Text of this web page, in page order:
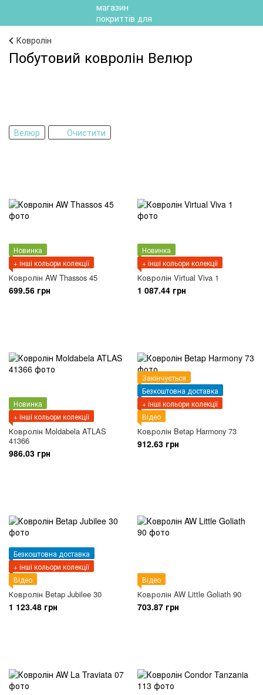
Ковролін
Побутовий ковролін Велюр
Велюр Очистити
Новинка
+ інші кольори колекції
Ковролін AW Thassos 45
699.56 грн
Новинка
+ інші кольори колекції
Ковролін Virtual Viva 1
1 087.44 грн
Новинка
+ інші кольори колекції
Ковролін Moldabela ATLAS
41366
986.03 грн
Закінчується
Безкоштовна доставка
+ інші кольори колекції
Відео
Ковролін Betap Harmony 73
912.63 грн
Безкоштовна доставка
+ інші кольори колекції
Відео
Ковролін Betap Jubilee 30
1 123.48 грн
Відео
Ковролін AW Little Goliath 90
703.87 грн